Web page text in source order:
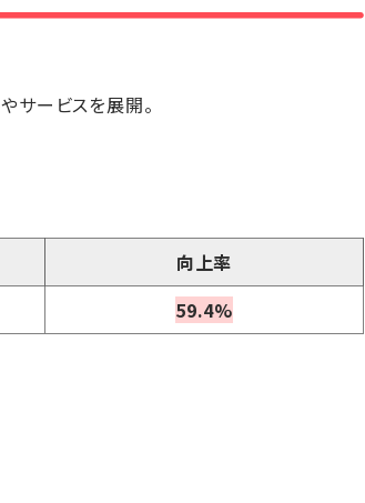
サービスを展開。
向上率
59.4%